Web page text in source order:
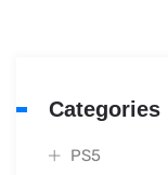
Categories
PS5